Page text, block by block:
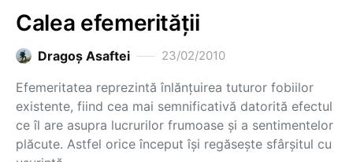
Calea efemerităţii
Dragoş Asaftei 23/02/2010
Efemeritatea reprezintă înlănţuirea tuturor fobiilor
existente, fiind cea mai semnificativă datorită efectul
ce îl are asupra lucrurilor frumoase şi a sentimentelor
plăcute. Astfel orice început îşi regăseşte sfârşitul cu